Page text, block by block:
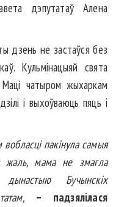
дэпутатаў Алена
дзень не застаўся без
Кульмінацыяй свята
чатыром жыхаркам
і выхоўваюць пяць і
вобласці пакінула самыя
жаль, мама не змагла
дынастыю Бучынскіх
– падзялілася